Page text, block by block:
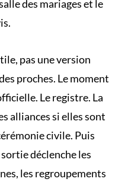
des mariages et le
pas une version
proches. Le moment
Le registre. La
alliances si elles sont
civile. Puis
déclenche les
les regroupements